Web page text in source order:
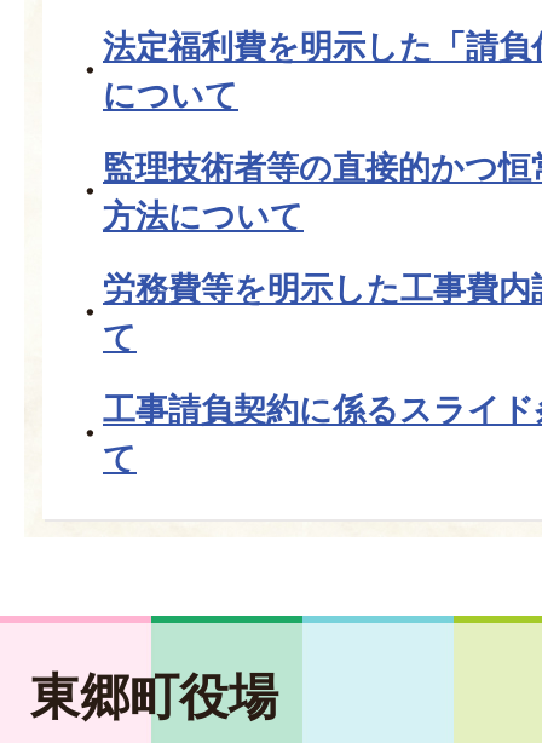
法定福利費を明示した「請
について
監理技術者等の直接的かつ
方法について
労務費等を明示した工事費
て
工事請負契約に係るスライ
て
東郷町役場